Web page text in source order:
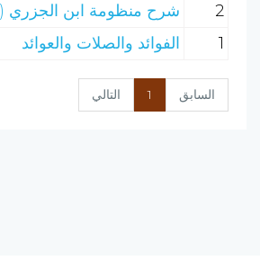
2
شرح منظومة ابن الجزري
1
الفوائد والصلات والعوائد
السابق 1 التالي